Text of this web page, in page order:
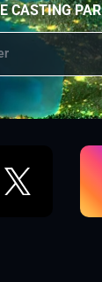
CASTING